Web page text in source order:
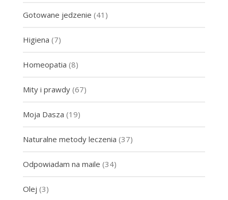
Gotowane jedzenie (41)
Higiena (7)
Homeopatia (8)
Mity i prawdy(67)
Moja Dasza (19)
Naturalne metody leczenia (37)
Odpowiadam na maile (34)
Olej (3)